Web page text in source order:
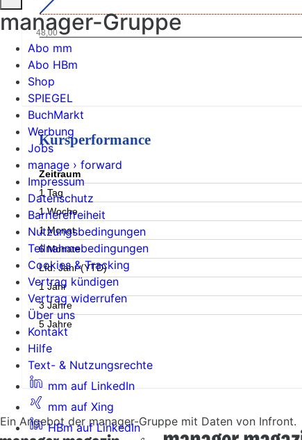
48,00
Kursperformance
Zeitraum
1 Tag
1 Woche
1 Monat
6 Monate
Lfd. Jahr (YTD)
1 Jahr
3 Jahre
5 Jahre
Ein Angebot der manager-Gruppe mit Daten von Infront.
manager-Gruppe
Abo mm
Abo HBm
Shop
SPIEGEL
BuchMarkt
Werbung
Jobs
manage › forward
Impressum
Datenschutz
Barrierefreiheit
Nutzungsbedingungen
Teilnahmebedingungen
Cookies & Tracking
Vertrag kündigen
Vertrag widerrufen
Über uns
Kontakt
Hilfe
Text- & Nutzungsrechte
mm auf LinkedIn
mm auf Xing
HBm auf LinkedIn